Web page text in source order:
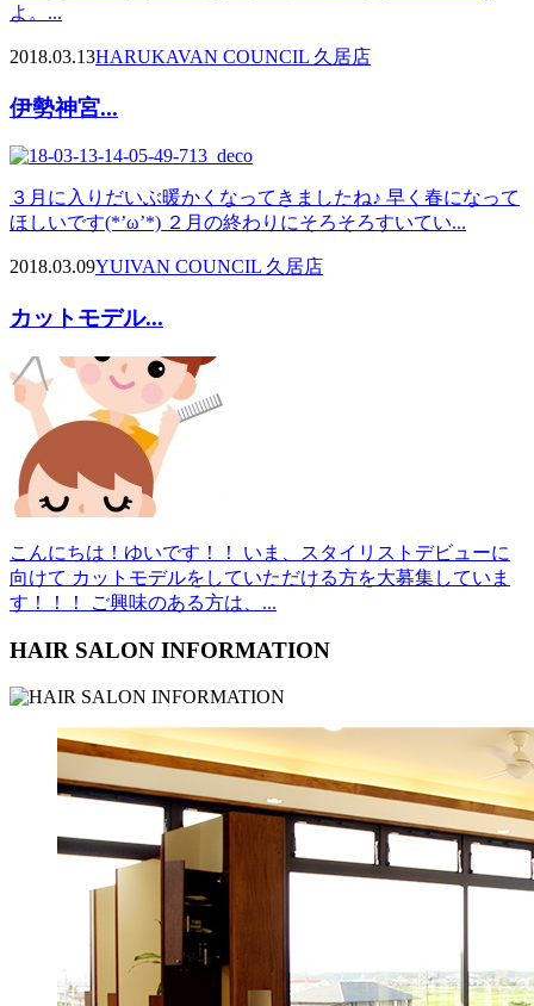
よ。...
2018.03.13HARUKAVAN COUNCIL 久居店
伊勢神宮...
３月に入りだいぶ暖かくなってきましたね♪ 早く春になって
ほしいです(*’ω’*) ２月の終わりにそろそろすいてい...
2018.03.09YUIVAN COUNCIL 久居店
カットモデル...
こんにちは！ゆいです！！ いま、スタイリストデビューに
向けて カットモデルをしていただける方を大募集していま
す！！！ ご興味のある方は、...
HAIR SALON INFORMATION